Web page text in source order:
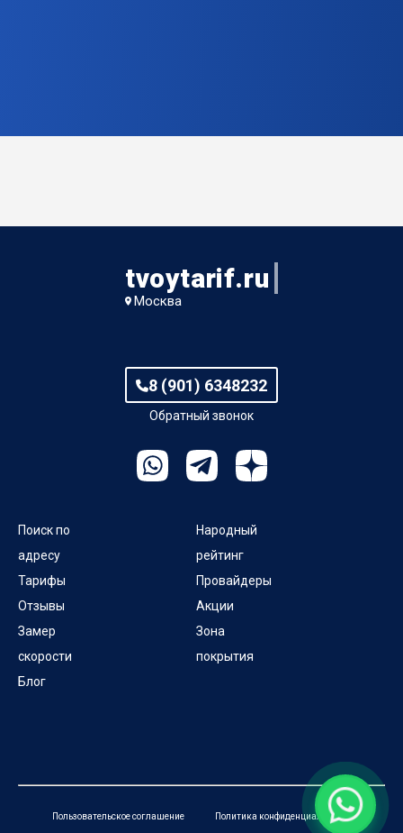
tvoytarif.ru
Москва
8 (901) 6348232
Обратный звонок
Поиск по
адресу
Тарифы
Отзывы
Замер
скорости
Блог
Народный
рейтинг
Провайдеры
Акции
Зона
покрытия
Пользовательское соглашение Политика конфиденциальности